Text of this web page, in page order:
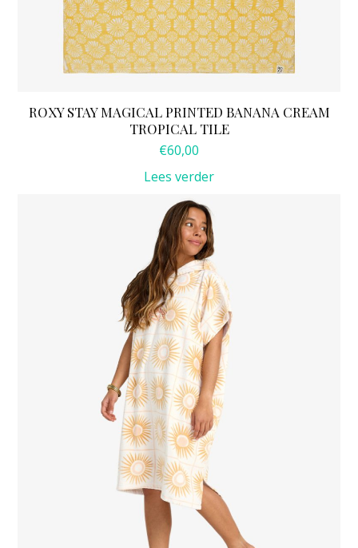
ROXY STAY MAGICAL PRINTED BANANA CREAM
TROPICAL TILE
€60,00
Lees verder